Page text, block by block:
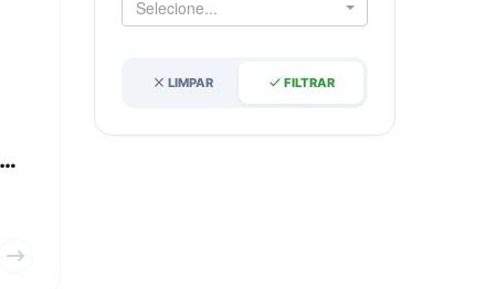
Selecione...
closeLIMPAR doneFILTRAR